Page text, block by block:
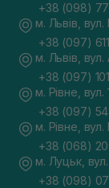
+38 (098)
м. Львів,
+38 (097)
м. Львів,
+38 (097)
м. Рівне, вул.
+38 (097)
м. Рівне,
+38 (068)
м. Луцьк,
+38 (098)